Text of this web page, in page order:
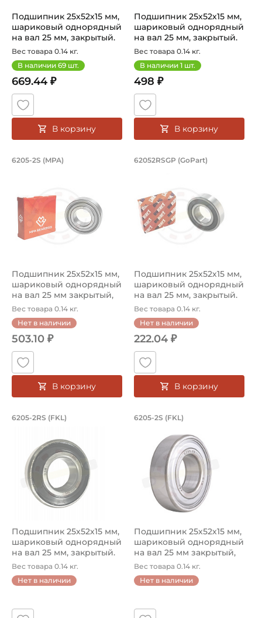
Подшипник 25х52х15 мм,
шариковый однорядный
на вал 25 мм, закрытый.
Арт...
Вес товара 0.14 кг.
В наличии 69 шт.
669.44 ₽
В корзину
Подшипник 25х52х15 мм,
шариковый однорядный
на вал 25 мм, закрытый.
Арт...
Вес товара 0.14 кг.
В наличии 1 шт.
498 ₽
В корзину
Подшипник 25х52х15 мм, шариковый
6205-2S (MPA)
Подшипник 25х52х15 мм,
шариковый однорядный
на вал 25 мм закрытый,
улуч...
Вес товара 0.14 кг.
Нет в наличии
503.10 ₽
В корзину
Подшипник
62052RSGP (GoPart)
Подшипник 25х52х15 мм,
шариковый однорядный
на вал 25 мм, закрытый.
Арт...
Вес товара 0.14 кг.
Нет в наличии
222.04 ₽
В корзину
Подшипник 25х52х15 мм, шариковый
6205-2RS (FKL)
Подшипник 25х52х15 мм,
шариковый однорядный
на вал 25 мм, закрытый.
Арт...
Вес товара 0.14 кг.
Нет в наличии
Подшипник
6205-2S (FKL)
Подшипник 25х52х15 мм,
шариковый однорядный
на вал 25 мм закрытый,
улуч...
Вес товара 0.14 кг.
Нет в наличии